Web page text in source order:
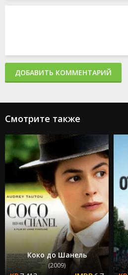
ДОБАВИТЬ КОММЕНТАРИЙ
Смотрите также
Коко до Шанель
(2009)